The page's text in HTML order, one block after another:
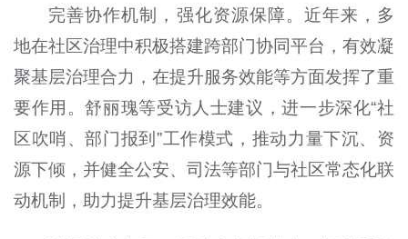
完善协作机制，强化资源保障。近年来，多
地在社区治理中积极搭建跨部门协同平台，有效凝
聚基层治理合力，在提升服务效能等方面发挥了重
要作用。舒丽瑰等受访人士建议，进一步深化“社
区吹哨、部门报到”工作模式，推动力量下沉、资
源下倾，并健全公安、司法等部门与社区常态化联
动机制，助力提升基层治理效能。